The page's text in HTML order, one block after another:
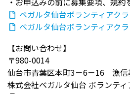
ベガルタ仙台ボランティアク
ベガルタ仙台ボランティアク
【お問い合わせ】
〒980-0014
仙台市青葉区本町3－6－16 漁信
株式会社ベガルタ仙台 ボランティ